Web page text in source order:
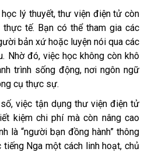
lý thuyết, thư viện điện tử còn
tế. Bạn có thể tham gia các
bản xứ hoặc luyện nói qua các
Nhờ đó, việc học không còn khô
trình sống động, nơi ngôn ngữ
cụ thực sự.
việc tận dụng thư viện điện tử
kiệm chi phí mà còn nâng cao
là “người bạn đồng hành” thông
Nga một cách linh hoạt, chủ